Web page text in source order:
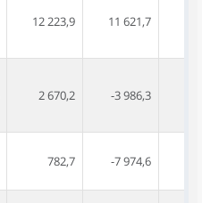
12 223,9 11 621,7
2 670,2 -3 986,3
782,7 -7 974,6